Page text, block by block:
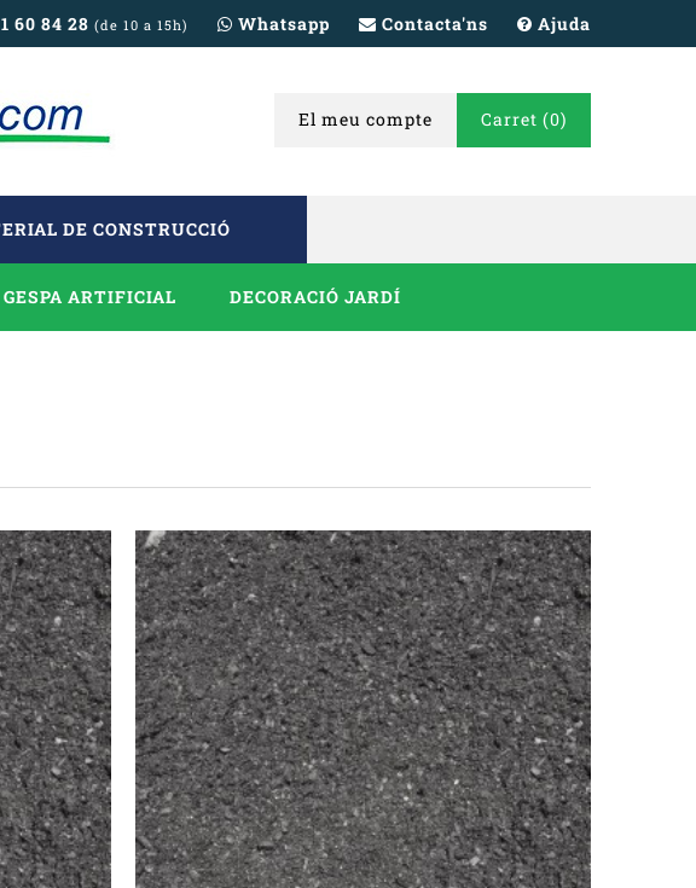
60 84 28 (de 10 a 15h) Whatsapp Contacta'ns Ajuda
Carret (0)
El meu compte
DE CONSTRUCCIÓ
GESPA ARTIFICIAL DECORACIÓ JARDÍ